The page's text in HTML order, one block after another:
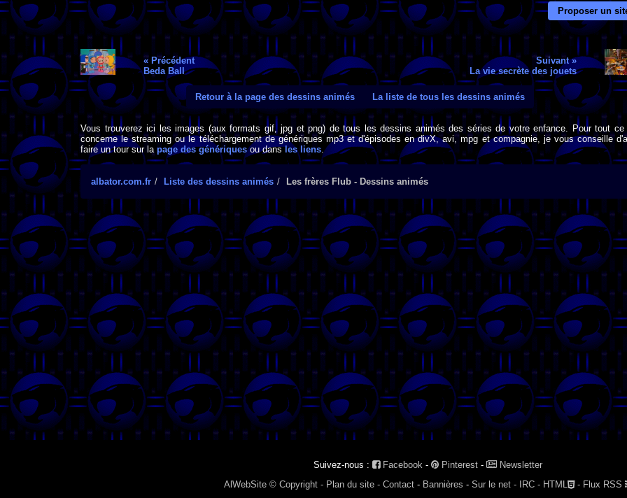
Proposer un
« Précédent
Beda Ball
Suivant »
La vie secrète des jouets
Retour à la page des dessins animés La liste de tous les dessins animés
Vous trouverez ici les images (aux formats gif, jpg et png) de tous les dessins animés des séries de votre enfance. Pour tout ce
concerne le streaming ou le téléchargement de génériques mp3 et d'épisodes en divX, avi, mpg et compagnie, je vous conseille
faire un tour sur la page des génériquesou dansles liens.
albator.com.fr Liste des dessins animés Les frères Flub - Dessins animés
Suivez-nous : Facebook - Pinterest -
Newsletter
AlWebSite © Copyright - Plan du site - Contact - Bannières -Sur le net - IRC - HTML - Flux RSS